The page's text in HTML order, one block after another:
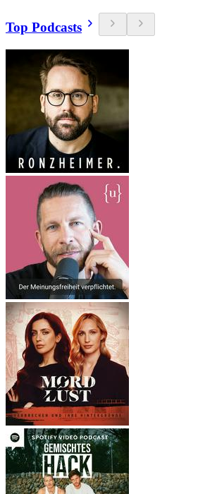
Top Podcasts